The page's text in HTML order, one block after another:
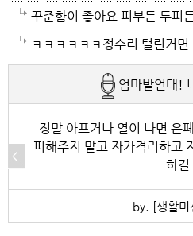
에있는걸로 저도 해결하네요.
왔음 좋겠어요.근대 당분간
부터 중부지방은 더위가 좀 주
긴하데요. 좀만 참으면 되겠지
나 몰라요. 서울 봉천동 아파
오고 난리도 아니더만요. 아
라로 변할수도 있겠어요 쿠팡
끼팔던데 그거는 오래는 사용
불어 이 열기를 식혀주먼 좋겠
기는 처음이네요
자들이 방광염에 자주 걸리듯
이여서 조심하셔야 할거에요
보통 술많이 드시는분이 오는
술고래였거든요
꾸준함이 좋아요 피부든 두피
ㅋㅋㅋㅋㅋㅋ정수리 털린거
엄마발언대!
정말 아프거나 열이 나면 은
피해주지 말고 자가격리하고
하길
by. [생활미